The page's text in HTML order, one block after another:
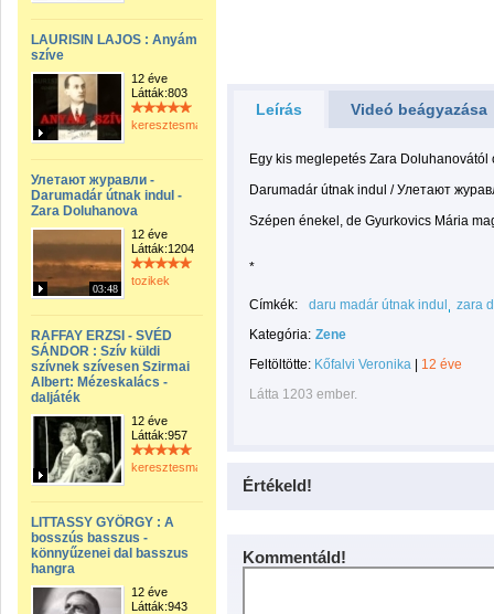
LAURISIN LAJOS : Anyám
szíve
12 éve
Látták:803
keresztesmanci
Улетают журавли -
Darumadár útnak indul -
Zara Doluhanova
03:48
12 éve
Látták:1204
tozikek
RAFFAY ERZSI - SVÉD
SÁNDOR : Szív küldi
szívnek szívesen Szirmai
Albert: Mézeskalács -
daljáték
12 éve
Látták:957
keresztesmanci
LITTASSY GYÖRGY : A
bosszús basszus -
könnyűzenei dal basszus
hangra
12 éve
Látták:943
Leírás Videó beágyazása
Egy kis meglepetés Zara Doluhanovától
Darumadár útnak indul / Улетают
Szépen énekel, de Gyurkovics Mária
*
Címkék: daru madár útnak indul
zara
Kategória: Zene
Feltöltötte: Kőfalvi Veronika
12 éve
Látta 1203 ember.
Értékeld!
Kommentáld!